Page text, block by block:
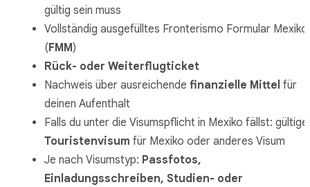
gültig sein muss
Vollständig ausgefülltes Fronterismo Formular Mexiko
(FMM)
Rück- oder Weiterflugticket
Nachweis über ausreichende finanzielle Mittel für
deinen Aufenthalt
Falls du unter die Visumspflicht in Mexiko fällst:
Touristenvisum für Mexiko oder anderes Visum
Je nach Visumstyp: Passfotos,
Einladungsschreiben, Studien- oder